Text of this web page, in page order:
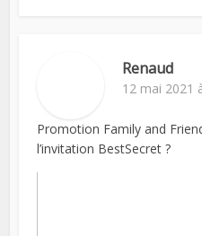
Renaud
12 mai 2021
Promotion Family and
l’invitation BestSecret ?